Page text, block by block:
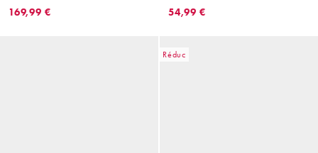
169,99 €
délavé et bleu
54,99 €
Réduc